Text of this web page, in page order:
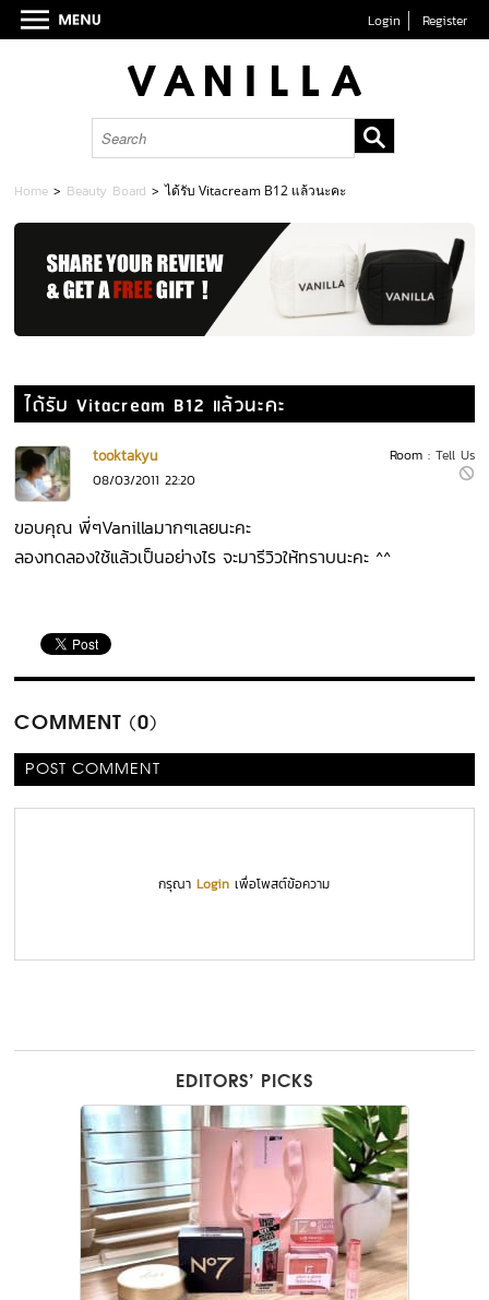
Login Register
Home > Beauty Board >ได้รับ Vitacream B12 แล้วนะคะ
ได้รับ Vitacream B12 แล้วนะคะ
Room : Tell Us
tooktakyu
08/03/2011 22:20
ขอบคุณ พี่ๆVanillaมากๆเลยนะคะ
ลองทดลองใช้แล้วเป็นอย่างไร จะมารีวิวให้ทราบนะคะ ^^
COMMENT (0)
POST COMMENT
กรุณาLogin เพื่อโพสต์ข้อความ
EDITORS’ PICKS